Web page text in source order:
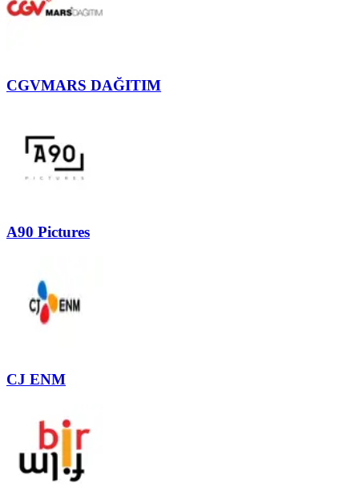
CGVMARS DAĞITIM
A90 Pictures
CJ ENM